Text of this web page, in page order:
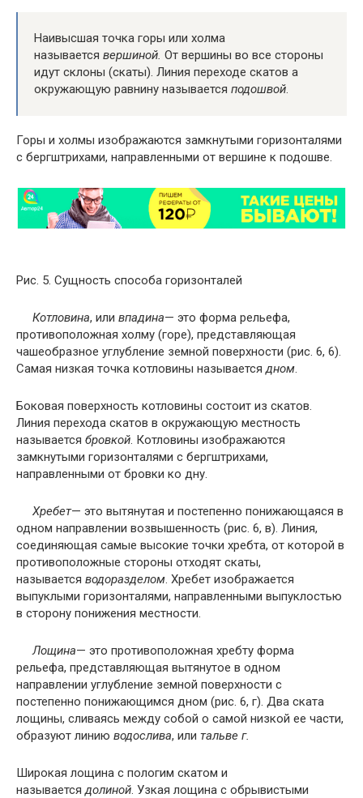
Наивысшая точка горы или холма
называется вершиной. От вершины во все стороны
идут склоны (скаты). Линия переходе скатов а
окружающую равнину называется подошвой.
Горы и холмы изображаются замкнутыми горизонталями
с бергштрихами, направленными от вершине к подошве.
Рис. 5. Сущность способа горизонталей
Котловина, или впадина— это форма рельефа,
противоположная холму (горе), представляющая
чашеобразное углубление земной поверхности (рис. 6, 6).
Самая низкая точка котловины называется дном
Боковая поверхность котловины состоит из скатов.
Линия перехода скатов в окружающую местность
называется бровкой . Котловины изображаются
замкнутыми горизонталями с бергштрихами,
направленными от бровки ко дну.
Хребет— это вытянутая и постепенно понижающаяся в
одном направлении возвышенность (рис. 6, в). Линия,
соединяющая самые высокие точки хребта, от которой в
противоположные стороны отходят скаты,
называется водоразделом . Хребет изображается
выпуклыми горизонталями, направленными выпуклостью
в сторону понижения местности.
Лощина— это противоположная хребту форма
рельефа, представляющая вытянутое в одном
направлении углубление земной поверхности с
постепенно понижающимся дном (рис. 6, г). Два ската
лощины, сливаясь между собой о самой низкой ее части,
образуют линию водослива, или тальве г.
Широкая лощина с пологим скатом и
называется долиной . Узкая лощина с обрывистыми